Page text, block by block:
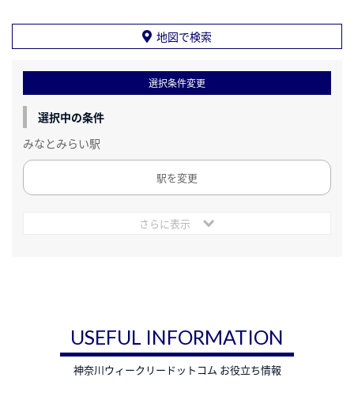
地図で検索
選択条件変更
選択中の条件
みなとみらい駅
駅を変更
さらに表示
USEFUL INFORMATION
神奈川ウィークリードットコム お役立ち情報